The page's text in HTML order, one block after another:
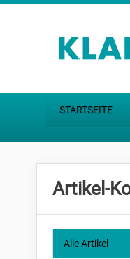
Zum Hauptinhalt springen
STARTSEITE
Artikel-
Alle Artikel